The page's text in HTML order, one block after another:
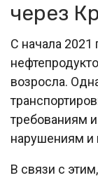
через
С начала 2021
возросла.
требованиям
нарушениям и
В связи с